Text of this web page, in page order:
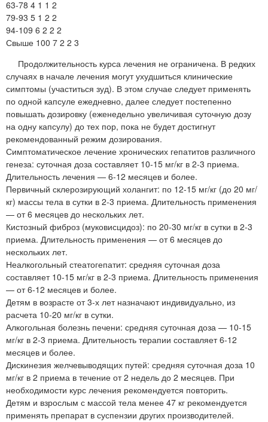
63-78 4 1 1 2
79-93 5 1 2 2
94-109 6 2 2 2
Свыше 100 7 2 2 3
Продолжительность курса лечения не ограничена. В редких
случаях в начале лечения могут ухудшиться клинические
симптомы (участиться зуд). В этом случае следует применять
по одной капсуле ежедневно, далее следует постепенно
повышать дозировку (еженедельно увеличивая суточную дозу
на одну капсулу) до тех пор, пока не будет достигнут
рекомендованный режим дозирования.
Симптоматическое лечение хронических гепатитов различного
генеза: суточная доза составляет 10-15 мг/кг в 2-3 приема.
Длительность лечения — 6-12 месяцев и более.
Первичный склерозирующий холангит: по 12-15 мг/кг (до 20 мг/
кг) массы тела в сутки в 2-3 приема. Длительность применения
— от 6 месяцев до нескольких лет.
Кистозный фиброз (муковисцидоз): по 20-30 мг/кг в сутки в 2-3
приема. Длительность применения — от 6 месяцев до
нескольких лет.
Неалкогольный стеатогепатит: средняя суточная доза
составляет 10-15 мг/кг в 2-3 приема. Длительность применения
— от 6-12 месяцев и более.
Детям в возрасте от 3-х лет назначают индивидуально, из
расчета 10-20 мг/кг в сутки.
Алкогольная болезнь печени: средняя суточная доза — 10-15
мг/кг в 2-3 приема. Длительность терапии составляет 6-12
месяцев и более.
Дискинезия желчевыводящих путей: средняя суточная доза 10
мг/кг в 2 приема в течение от 2 недель до 2 месяцев. При
необходимости курс лечения рекомендуется повторить.
Детям и взрослым с массой тела менее 47 кг рекомендуется
применять препарат в суспензии других производителей.